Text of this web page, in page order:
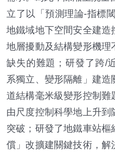
立了以「預測理論-指標
地鐵域地下空間安全建造
地層擾動及結構變形機理
缺失的難題；研發了跨/
系獨立、變形隔離」建
道結構毫米級變形控制難
由尺度控制科學地上升
突破；研發了地鐵車站
償」改擴建關鍵技術，解